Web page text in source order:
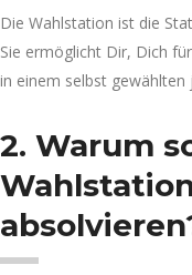
Die Wahlstation ist die
Sie ermöglicht Dir, Dich
in einem selbst gewählten
2. Warum